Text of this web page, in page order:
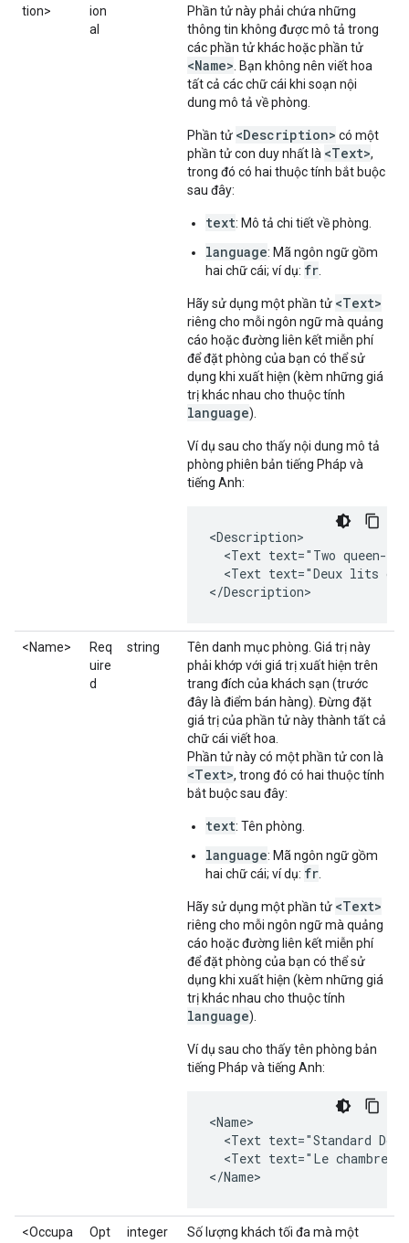
tion>
ion
al
Phần tử này phải chứa những
thông tin không được mô tả trong
các phần tử khác hoặc phần tử
<Name> . Bạn không nên viết hoa
tất cả các chữ cái khi soạn nội
dung mô tả về phòng.
Phần tử <Description> có một
phần tử con duy nhất là <Text>,
trong đó có hai thuộc tính bắt buộc
sau đây:
text: Mô tả chi tiết về phòng.
language: Mã ngôn ngữ gồm
hai chữ cái; ví dụ: fr
Hãy sử dụng một phần tử <Text>
riêng cho mỗi ngôn ngữ mà quảng
cáo hoặc đường liên kết miễn phí
để đặt phòng của bạn có thể sử
dụng khi xuất hiện (kèm những giá
trị khác nhau cho thuộc tính
language).
Ví dụ sau cho thấy nội dung mô tả
phòng phiên bản tiếng Pháp và
tiếng Anh:
<Description>
<Text text="Two queen-
<Text text="Deux lits de
</Description>
<Name>
Req
uire
d
string
Tên danh mục phòng. Giá trị này
phải khớp với giá trị xuất hiện trên
trang đích của khách sạn (trước
đây là điểm bán hàng). Đừng đặt
giá trị của phần tử này thành tất cả
chữ cái viết hoa.
Phần tử này có một phần tử con là
<Text>, trong đó có hai thuộc tính
bắt buộc sau đây:
text: Tên phòng.
language: Mã ngôn ngữ gồm
hai chữ cái; ví dụ: fr
Hãy sử dụng một phần tử <Text>
riêng cho mỗi ngôn ngữ mà quảng
cáo hoặc đường liên kết miễn phí
để đặt phòng của bạn có thể sử
dụng khi xuất hiện (kèm những giá
trị khác nhau cho thuộc tính
language).
Ví dụ sau cho thấy tên phòng bản
tiếng Pháp và tiếng Anh:
<Name>
<Text text="Standard
<Text text="Le chambre
</Name>
<Occupa
Opt
integer
Số lượng khách tối đa mà một